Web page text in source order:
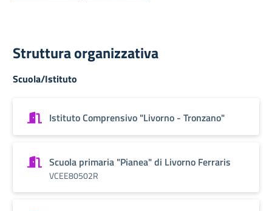
Struttura organizzativa
Scuola/Istituto
Istituto Comprensivo "Livorno - Tronzano"
Scuola primaria "Pianea" di Livorno Ferraris
VCEE80502R